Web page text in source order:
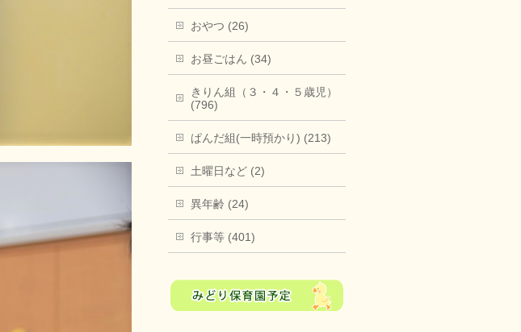
おやつ (26)
お昼ごはん (34)
きりん組（３・４・５歳児）
(796)
ぱんだ組(一時預かり) (213)
土曜日など (2)
異年齢 (24)
行事等 (401)